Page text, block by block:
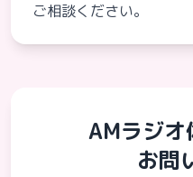
ご相談ください。
AMラジオ
お問